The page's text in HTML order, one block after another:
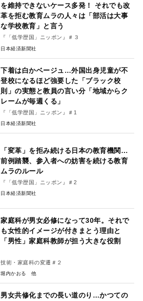
を維持できないケース多発！ それでも改
革を拒む教育ムラの人々は「部活は大事
な学校教育」と言う
『「低学歴国」ニッポン』＃３
日本経済新聞社
下着は白かベージュ…外国出身児童が不
登校になるほど強要した「ブラック校
則」の実態と教員の言い分「地域からク
レームが毎週くる」
『「低学歴国」ニッポン』＃1
日本経済新聞社
「変革」を拒み続ける日本の教育機関…
前例踏襲、参入者への妨害を続ける教育
ムラのルール
『「低学歴国」ニッポン』＃2
日本経済新聞社
家庭科が男女必修になって30年。それで
も女性的イメージが付きまとう理由と
「男性」家庭科教師が担う大きな役割
技術・家庭科の変遷＃２
堀内かおる
男女共修化までの長い道のり…かつての